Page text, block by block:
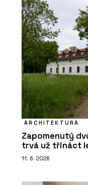
ARCHITEKTURA
Zapomenutý
trvá už třináct
11. 6. 2026